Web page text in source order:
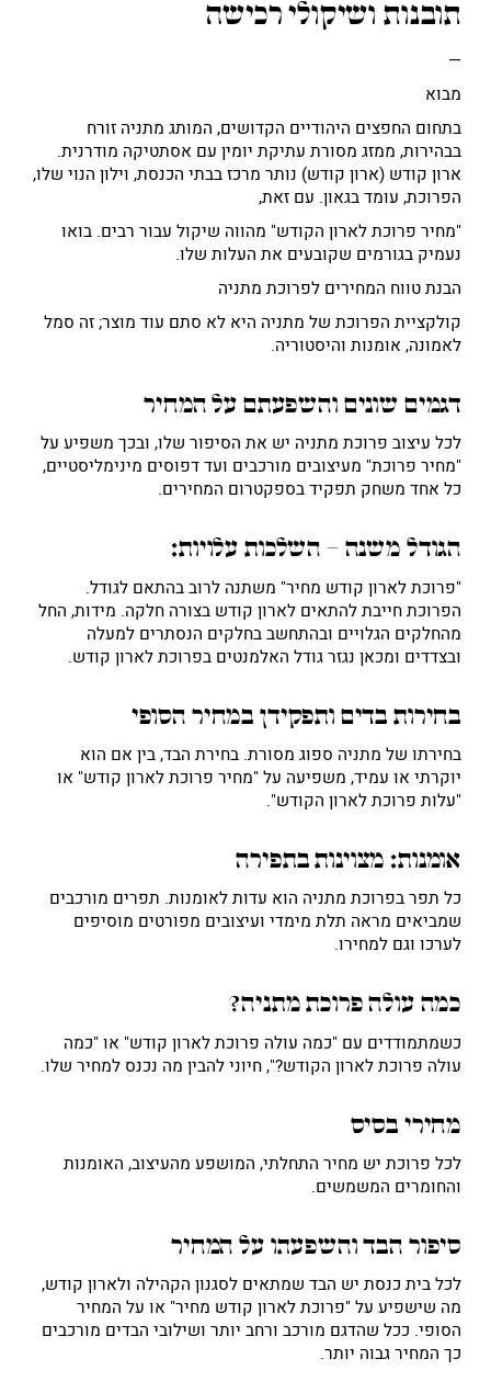
תובנות ושיקולי רכישה
—
מבוא
בתחום החפצים היהודיים הקדושים, המותג מתניה זורח
בבהירות, ממזג מסורת עתיקת יומין עם אסתטיקה מודרנית.
ארון קודש (ארון קודש) נותר מרכז בבתי הכנסת, וילון הנוי שלו,
הפרוכת, עומד בגאון. עם זאת,
"מחיר פרוכת לארון הקודש" מהווה שיקול עבור רבים. בואו
נעמיק בגורמים שקובעים את העלות שלו.
הבנת טווח המחירים לפרוכת מתניה
קולקציית הפרוכת של מתניה היא לא סתם עוד מוצר; זה סמל
לאמונה, אומנות והיסטוריה.
דגמים שונים והשפעתם על המחיר
לכל עיצוב פרוכת מתניה יש את הסיפור שלו, ובכך משפיע על
"מחיר פרוכת" מעיצובים מורכבים ועד דפוסים מינימליסטיים,
כל אחד משחק תפקיד בספקטרום המחירים.
הגודל משנה – השלכות עלויות:
"פרוכת לארון קודש מחיר" משתנה לרוב בהתאם לגודל.
הפרוכת חייבת להתאים לארון קודש בצורה חלקה. מידות, החל
מהחלקים הגלויים ובהתחשב בחלקים הנסתרים למעלה
ובצדדים ומכאן נגזר גודל האלמנטים בפרוכת לארון קודש.
בחירות בדים ותפקידן במחיר הסופי
בחירתו של מתניה ספוג מסורת. בחירת הבד, בין אם הוא
יוקרתי או עמיד, משפיעה על "מחיר פרוכת לארון קודש" או
"עלות פרוכת לארון הקודש".
אומנות: מצוינות בתפירה
כל תפר בפרוכת מתניה הוא עדות לאומנות. תפרים מורכבים
שמביאים מראה תלת מימדי ועיצובים מפורטים מוסיפים
לערכו וגם למחירו.
כמה עולה פרוכת מתניה?
כשמתמודדים עם "כמה עולה פרוכת לארון קודש" או "כמה
עולה פרוכת לארון הקודש?", חיוני להבין מה נכנס למחיר שלו.
מחירי בסיס
לכל פרוכת יש מחיר התחלתי, המושפע מהעיצוב, האומנות
והחומרים המשמשים.
סיפור הבד והשפעתו על המחיר
לכל בית כנסת יש הבד שמתאים לסגנון הקהילה ולארון קודש,
מה שישפיע על "פרוכת לארון קודש מחיר" או על המחיר
הסופי. ככל שהדגם מורכב ורחב יותר ושילובי הבדים מורכבים
כך המחיר גבוה יותר.